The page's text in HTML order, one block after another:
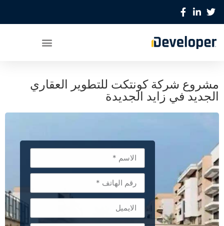
مشروع شركة كونتكت للتطوير العقاري
الجديد في زايد الجديدة